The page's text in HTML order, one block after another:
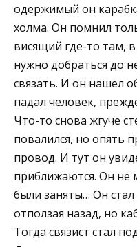
одержимый он
холма. Он помнил
висящий где-то там,
нужно добраться до
связать. И он нашел
падал человек,
Что-то снова жгуче
повалился, но опять
провод. И тут он
приближаются. Он не
были заняты… Он стал
отползая назад, но
Тогда связист стал